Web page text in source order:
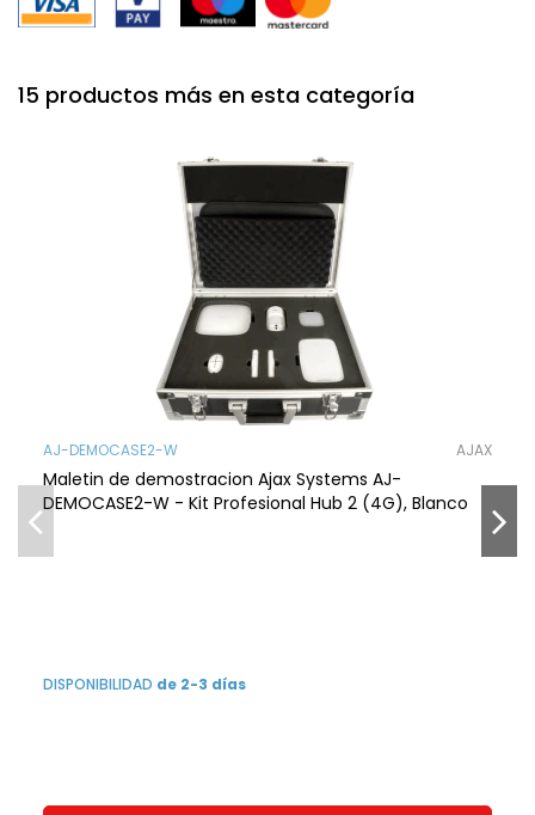
15 productos más en esta categoría
AJ-DEMOCASE2-W AJAX
Maletin de demostracion Ajax Systems AJ-
DEMOCASE2-W - Kit Profesional Hub 2 (4G), Blanco
DISPONIBILIDAD de 2-3 días